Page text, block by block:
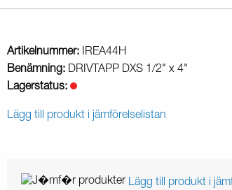
Artikelnummer: IREA44H
Benämning: DRIVTAPP DXS 1/2" x 4"
Lagerstatus:
Lägg till produkt i jämförelselistan
Lägg till produkt i